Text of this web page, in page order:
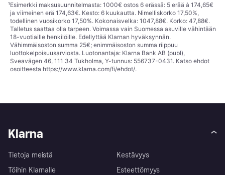
¹Esimerkki maksusuunnitelmasta: 1000€ ostos 6 erässä: 5 erää à 174,65€
ja viimeinen erä 174,63€. Kesto: 6 kuukautta. Nimelliskorko 17,50%,
todellinen vuosikorko 17,50%. Kokonaisvelka: 1047,88€. Korko: 47,88€.
Talletus saattaa olla tarpeen. Voimassa vain Suomessa asuville vähintään
18-vuotiaille henkilöille. Edellyttää Klarnan hyväksynnän.
Vähimmäisoston summa 25€; enimmäisoston summa riippuu
luottokelpoisuusarviosta. Luotonantaja: Klarna Bank AB (publ),
Sveavägen 46, 111 34 Tukholma, Y-tunnus: 556737-0431. Katso ehdot
osoitteesta https://www.klarna.com/fi/ehdot/.
Klarna
Tietoja meistä
Töihin Klarnalle
Kestävyys
Esteettömyys